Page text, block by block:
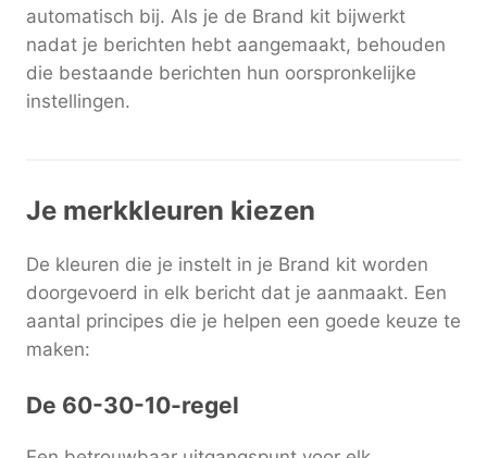
automatisch bij. Als je de Brand kit bijwerkt
nadat je berichten hebt aangemaakt, behouden
die bestaande berichten hun oorspronkelijke
instellingen.
Je merkkleuren kiezen
De kleuren die je instelt in je Brand kit worden
doorgevoerd in elk bericht dat je aanmaakt. Een
aantal principes die je helpen een goede keuze te
maken:
De 60-30-10-regel